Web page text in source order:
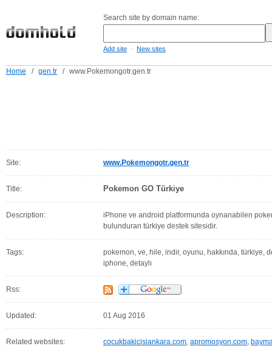
Search site by domain name:
Add site - New sites
Home / gen.tr / www.Pokemongotr.gen.tr
Site: www.Pokemongotr.gen.tr
Title: Pokemon GO Türkiye
Description:
iPhone ve android platformunda oynanabilen
bulunduran türkiye destek sitesidir.
Tags:
pokemon, ve, hile, indir, oyunu, hakkında, türkiye,
iphone, detaylı
Rss:
Updated: 01 Aug 2016
Related websites: cocukbakicisiankara.com, apromosyon.com,